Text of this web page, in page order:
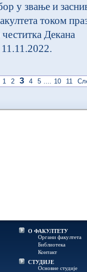
у звање и
током
Декана
1 2 3 4 5 .... 10 11
О ФАКУЛТЕТУ
Органи факултета
Библиотека
Контакт
СТУДИЈЕ
Основне студије